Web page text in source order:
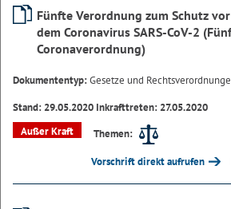
Fünfte Verordnung zum Schutz
dem Coronavirus SARS-CoV-2
Coronaverordnung)
Dokumententyp:Gesetze und
Stand: 29.05.2020 Inkrafttreten: 27.05.2020
Außer Kraft
Themen:
Vorschrift direkt aufrufen